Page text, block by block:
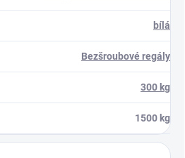
bílá
Bezšroubové regály
300 kg
1500 kg